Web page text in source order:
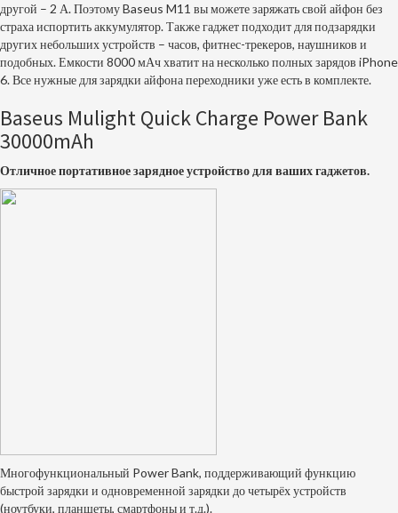
другой – 2 А. Поэтому Baseus M11 вы можете заряжать свой айфон без
страха испортить аккумулятор. Также гаджет подходит для подзарядки
других небольших устройств – часов, фитнес-трекеров, наушников и
подобных. Емкости 8000 мАч хватит на несколько полных зарядов iPhone
6. Все нужные для зарядки айфона переходники уже есть в комплекте.
Baseus Mulight Quick Charge Power Bank
30000mAh
Отличное портативное зарядное устройство для ваших гаджетов.
Многофункциональный Power Bank, поддерживающий функцию
быстрой зарядки и одновременной зарядки до четырёх устройств
(ноутбуки, планшеты, смартфоны и т.д.).